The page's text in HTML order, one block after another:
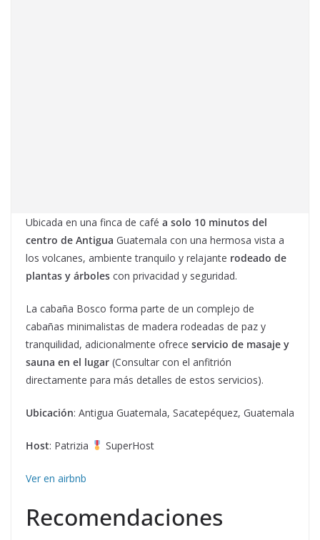
Ubicada en una finca de café a solo 10 minutos del
centro de Antigua Guatemala con una hermosa vista a
los volcanes, ambiente tranquilo y relajante rodeado de
plantas y árboles con privacidad y seguridad.
La cabaña Bosco forma parte de un complejo de
cabañas minimalistas de madera rodeadas de paz y
tranquilidad, adicionalmente ofrece servicio de masaje y
sauna en el lugar (Consultar con el anfitrión
directamente para más detalles de estos servicios).
Ubicación: Antigua Guatemala, Sacatepéquez, Guatemala
Host: Patrizia SuperHost
Ver en airbnb
Recomendaciones